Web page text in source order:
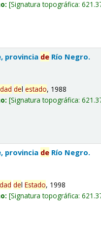
Signatura topográfica:
provincia de Río Negro.
delestado, 1988
Signatura topográfica:
provincia de Río Negro.
delEstado, 1998
Signatura topográfica: